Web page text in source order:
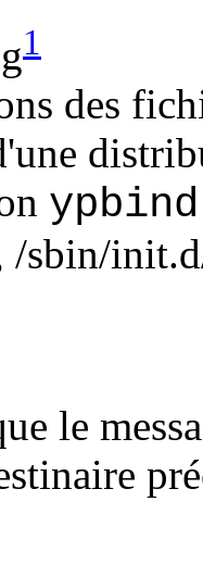
1
des
ypbind
/sbin/
le